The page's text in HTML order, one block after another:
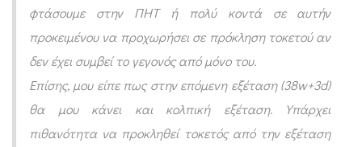
φτάσουμε στην ΠΗΤ ή πολύ κοντά σε αυτήν
προκειμένου να προχωρήσει σε πρόκληση τοκετού αν
δεν έχει συμβεί το γεγονός από μόνο του.
Επίσης, μου είπε πως στην επόμενη εξέταση (38w+3d)
θα μου κάνει και κολπική εξέταση. Υπάρχει
πιθανότητα να προκληθεί τοκετός από την εξέταση